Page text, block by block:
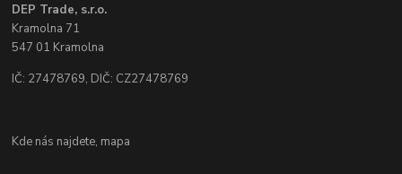
DEP Trade, s.r.o.
Kramolna 71
547 01 Kramolna
IČ: 27478769, DIČ: CZ27478769
Kde nás najdete, mapa